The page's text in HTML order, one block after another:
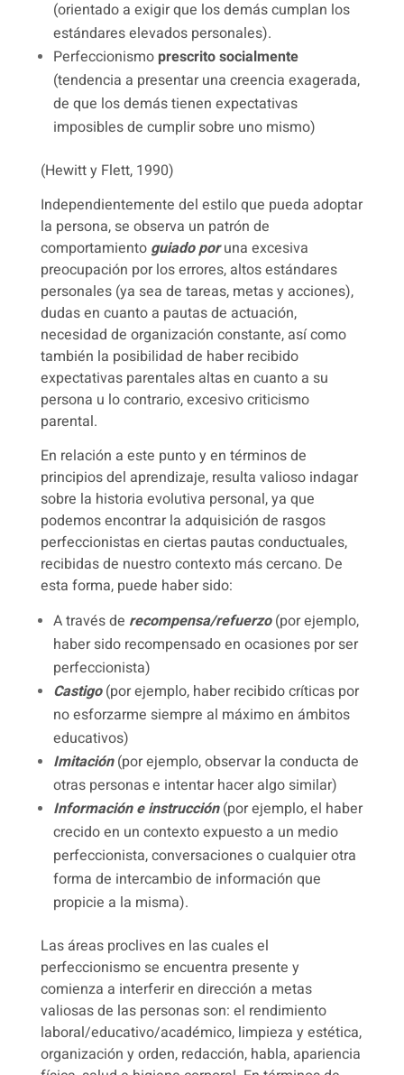
(orientado a exigir que los demás cumplan los
estándares elevados personales).
Perfeccionismo prescrito socialmente
(tendencia a presentar una creencia exagerada,
de que los demás tienen expectativas
imposibles de cumplir sobre uno mismo)
(Hewitt y Flett, 1990)
Independientemente del estilo que pueda adoptar
la persona, se observa un patrón de
comportamiento guiado poruna excesiva
preocupación por los errores, altos estándares
personales (ya sea de tareas, metas y acciones),
dudas en cuanto a pautas de actuación,
necesidad de organización constante, así como
también la posibilidad de haber recibido
expectativas parentales altas en cuanto a su
persona u lo contrario, excesivo criticismo
parental.
En relación a este punto y en términos de
principios del aprendizaje, resulta valioso indagar
sobre la historia evolutiva personal, ya que
podemos encontrar la adquisición de rasgos
perfeccionistas en ciertas pautas conductuales,
recibidas de nuestro contexto más cercano. De
esta forma, puede haber sido:
A través de recompensa/refuerzo(por ejemplo,
haber sido recompensado en ocasiones por ser
perfeccionista)
Castigo(por ejemplo, haber recibido críticas por
no esforzarme siempre al máximo en ámbitos
educativos)
Imitación(por ejemplo, observar la conducta de
otras personas e intentar hacer algo similar)
Información e instrucción(por ejemplo, el haber
crecido en un contexto expuesto a un medio
perfeccionista, conversaciones o cualquier otra
forma de intercambio de información que
propicie a la misma).
Las áreas proclives en las cuales el
perfeccionismo se encuentra presente y
comienza a interferir en dirección a metas
valiosas de las personas son: el rendimiento
laboral/educativo/académico, limpieza y estética,
organización y orden, redacción, habla, apariencia